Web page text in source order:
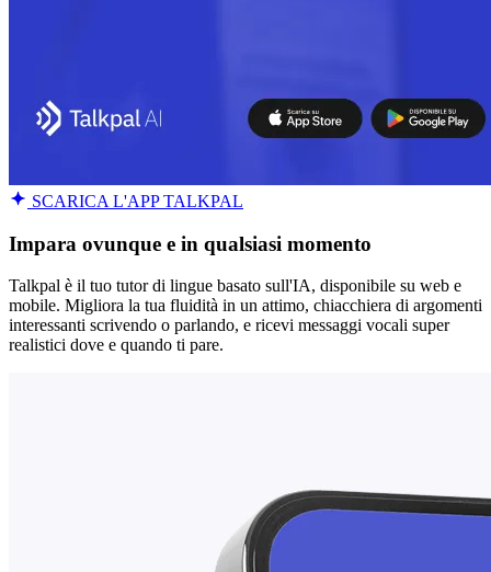
SCARICA L'APP TALKPAL
Impara ovunque e in qualsiasi momento
Talkpal è il tuo tutor di lingue basato sull'IA, disponibile su web e
mobile. Migliora la tua fluidità in un attimo, chiacchiera di argomenti
interessanti scrivendo o parlando, e ricevi messaggi vocali super
realistici dove e quando ti pare.